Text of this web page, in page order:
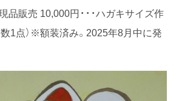
品販売 10,000円・・・ハガキサイズ作
数1点）※額装済み。2025年8月中に発